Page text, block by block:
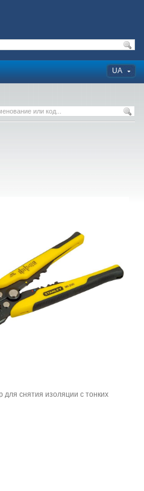
UA
снятия изоляции с тонких